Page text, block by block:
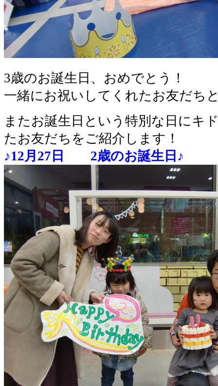
3歳のお誕生日、おめでとう！
一緒にお祝いしてくれたお友だち
またお誕生日という特別な日にキ
たお友だちをご紹介します！
♪12月27日 2歳のお誕生日♪